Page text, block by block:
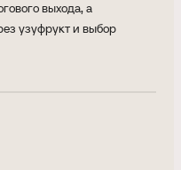
выхода, а
узуфрукт и выбор